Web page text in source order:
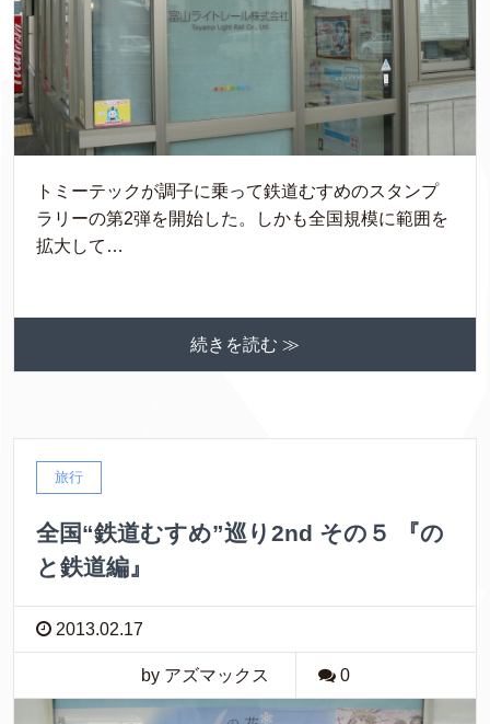
トミーテックが調子に乗って鉄道むすめのスタンプ
ラリーの第2弾を開始した。しかも全国規模に範囲を
拡大して…
続きを読む ≫
旅行
全国“鉄道むすめ”巡り2nd その５ 『の
と鉄道編』
2013.02.17
by アズマックス 0